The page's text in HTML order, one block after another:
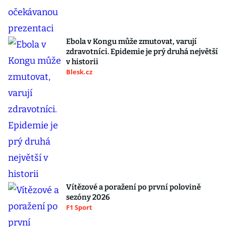
Ebola v Kongu může zmutovat, varují
zdravotníci. Epidemie je prý druhá největší
v historii
Blesk.cz
Vítězové a poražení po první polovině
sezóny 2026
F1 Sport